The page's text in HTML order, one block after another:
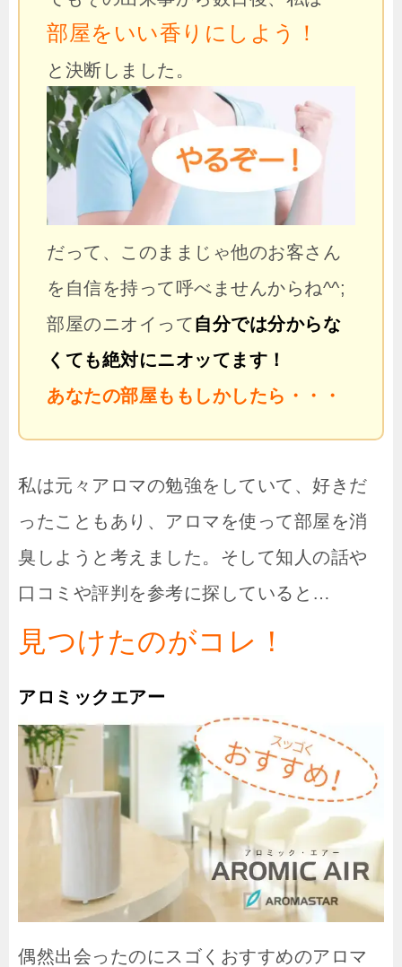
部屋をいい香りにしよう！
と決断しました。
だって、このままじゃ他のお客さん
を自信を持って呼べませんからね^^;
部屋のニオイって自分では分からな
くても絶対にニオッてます！
あなたの部屋ももしかしたら・・・
私は元々アロマの勉強をしていて、好きだ
ったこともあり、アロマを使って部屋を消
臭しようと考えました。そして知人の話や
口コミや評判を参考に探していると…
見つけたのがコレ！
アロミックエアー
偶然出会ったのにスゴくおすすめのアロマ